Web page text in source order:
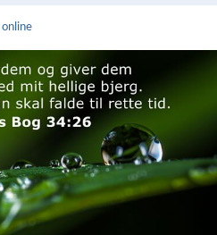
online